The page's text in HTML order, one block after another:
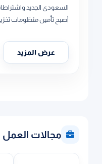
السعودي الجديد
أصبح تأمين منظومات
عرض المزيد
مجالات العمل